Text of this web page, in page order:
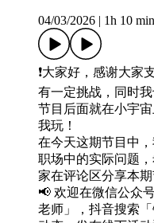
04/03/2026 1h 10
❗️大家好，感谢大家
有一定挑战，同时
节目后面就在小宇
我玩！
在今天这期节目中
职场中的实际问题
家在评论区分享本期
📢 欢迎在微信公众
老师」，抖音搜索